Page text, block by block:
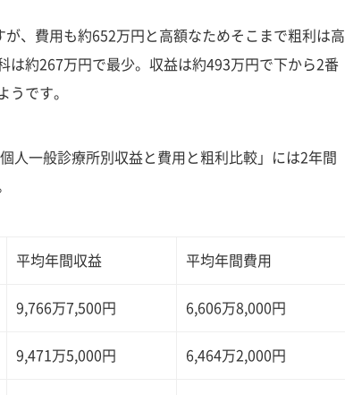
、費用も約652万円と高額なためそこまで粗利は高
は約267万円で最少。収益は約493万円で下から2番
うです。
人一般診療所別収益と費用と粗利比較」には2年間
平均年間収益 平均年間費用
9,766万7,500円 6,606万8,000円
9,471万5,000円 6,464万2,000円